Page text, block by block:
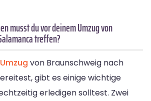
musst du vor deinem Umzug von
treffen?
Umzug von Braunschweig nach
gibt es einige wichtige
erledigen solltest. Zwei